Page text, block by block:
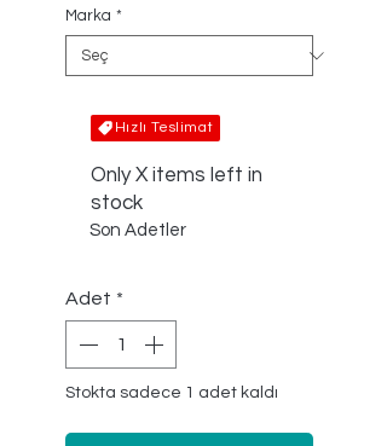
Marka *
Hızlı Teslimat
Only X items left in
stock
Son Adetler
Adet *
Stokta sadece 1 adet kaldı